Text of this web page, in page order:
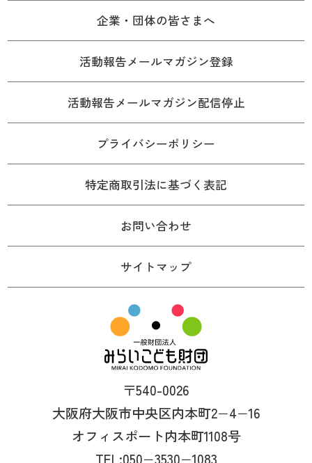
企業・団体の皆さまへ
活動報告メールマガジン登録
活動報告メールマガジン配信停止
プライバシーポリシー
特定商取引法に基づく表記
お問い合わせ
サイトマップ
〒540-0026
大阪府大阪市中央区内本町2−4−16
オフィスポート内本町1108号
TEL:050−3530−1083